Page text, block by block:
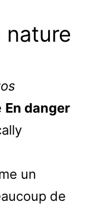
nature
En danger
un
de